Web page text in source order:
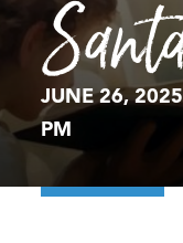
JUNE 26, 2025
PM